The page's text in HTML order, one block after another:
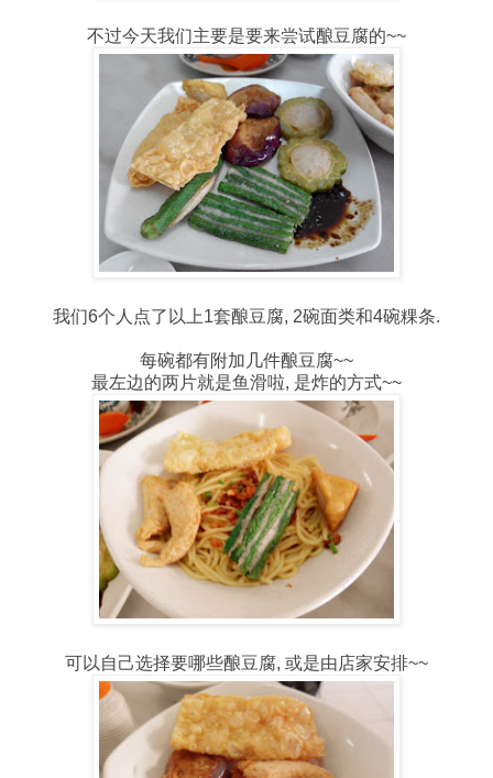
不过今天我们主要是要来尝试酿豆腐的~~
我们6个人点了以上1套酿豆腐, 2碗面类和4碗粿条.
每碗都有附加几件酿豆腐~~
最左边的两片就是鱼滑啦, 是炸的方式~~
可以自己选择要哪些酿豆腐, 或是由店家安排~~